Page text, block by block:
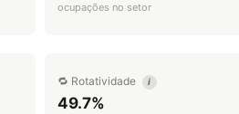
ocupações no setor
🔁 Rotatividade i
49.7%